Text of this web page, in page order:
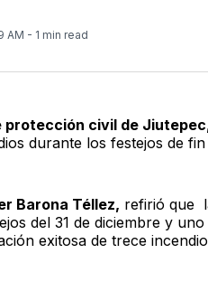
AM - 1 min read
protección civil de
durante los festejos de fin
Barona Téllez, refirió que
del 31 de diciembre y
exitosa de trece